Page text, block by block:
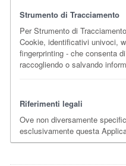
Strumento di Tracciamento
Per Strumento di
Cookie, identificativi univoci,
fingerprinting - che consenta
raccogliendo o salvando
Riferimenti legali
Ove non diversamente
esclusivamente questa